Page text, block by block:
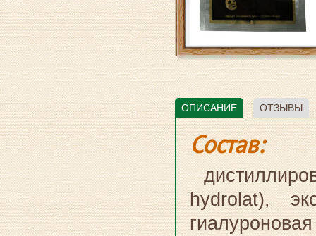
ОПИСАНИЕ ОТЗЫВЫ
Состав:
hydrolat),